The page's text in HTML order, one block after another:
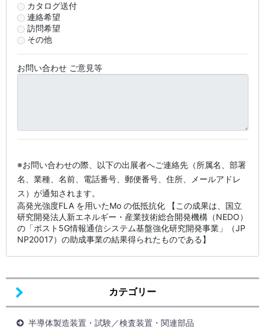
カテゴリー
半導体製造装置・試験／検査装置・関連部品
カタログ送付
連絡希望
訪問希望
その他
お問い合わせ ご意見等
※お問い合わせの際、以下の出展者へご連絡先（所属名、部署
名、業種、名前、電話番号、郵便番号、住所、メールアドレ
ス）が通知されます。
高発光強度FLA を用いたMo の低抵抗化 【この成果は、国立
研究開発法人新エネルギー・産業技術総合開発機構（NEDO）
の「ポスト5G情報通信システム基盤強化研究開発事業」（JP
NP20017）の助成事業の結果得られたものである】